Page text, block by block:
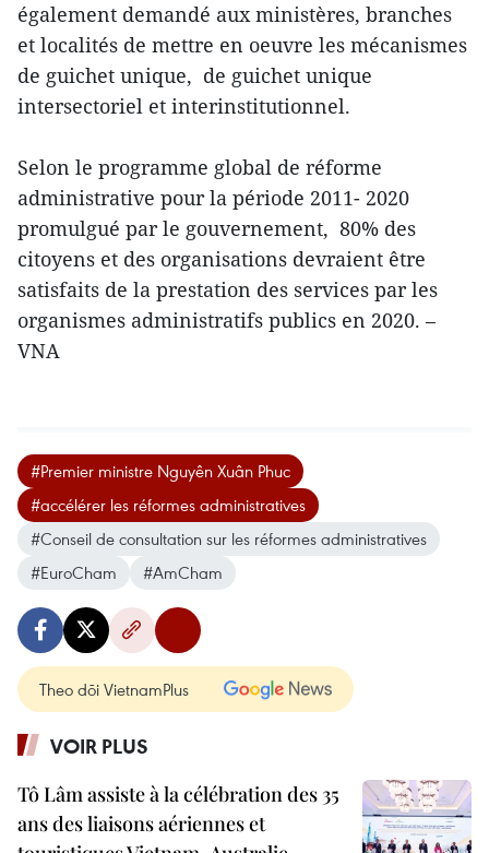
également demandé aux ministères, branches
et localités de mettre en oeuvre les mécanismes
de guichet unique, de guichet unique
intersectoriel et interinstitutionnel.
Selon le programme global de réforme
administrative pour la période 2011- 2020
promulgué par le gouvernement, 80% des
citoyens et des organisations devraient être
satisfaits de la prestation des services par les
organismes administratifs publics en 2020. –
VNA
#Premier ministre Nguyên Xuân Phuc
#accélérer les réformes administratives
#Conseil de consultation sur les réformes administratives
#EuroCham
#AmCham
Theo dõi VietnamPlus
VOIR PLUS
Tô Lâm assiste à la célébration des 35
ans des liaisons aériennes et